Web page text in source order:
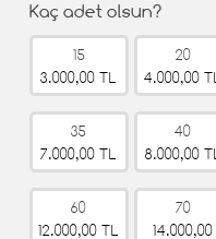
Kaç adet olsun?
15
3.000,00 TL
20
4.000,00 TL
35
7.000,00 TL
40
8.000,00 TL
60
12.000,00 TL
70
14.000,00